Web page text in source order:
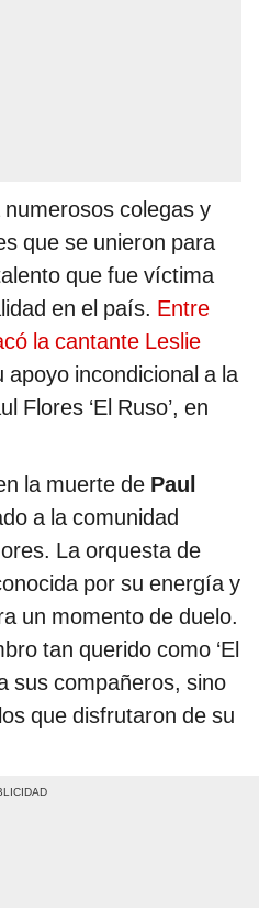
colegas y
que se unieron para
que fue víctima
en el país. Entre
la cantante Leslie
apoyo incondicional a la
Flores ‘El Ruso’, en
la muerte de Paul
a la comunidad
La orquesta de
por su energía y
un momento de duelo.
tan querido como ‘El
sus compañeros, sino
que disfrutaron de su